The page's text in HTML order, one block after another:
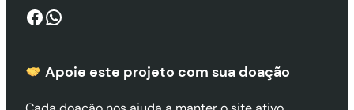
Facebook WhatsApp
Apoie este projeto com sua doação